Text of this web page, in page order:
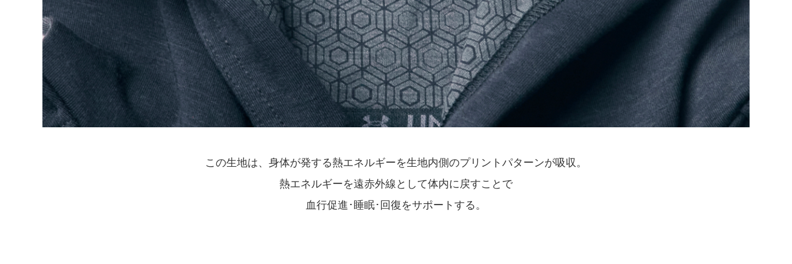
この生地は、身体が発する熱エネルギーを生地内側のプリントパターンが吸収。
熱エネルギーを遠赤外線として体内に戻すことで
血行促進･睡眠･回復をサポートする。